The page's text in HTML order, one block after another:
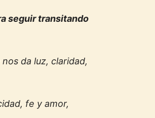
seguir transitando
da luz, claridad,
fe y amor,